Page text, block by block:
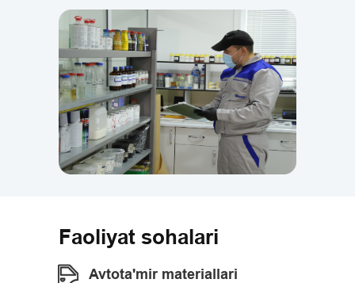
Faoliyat sohalari
Avtota'mir materiallari